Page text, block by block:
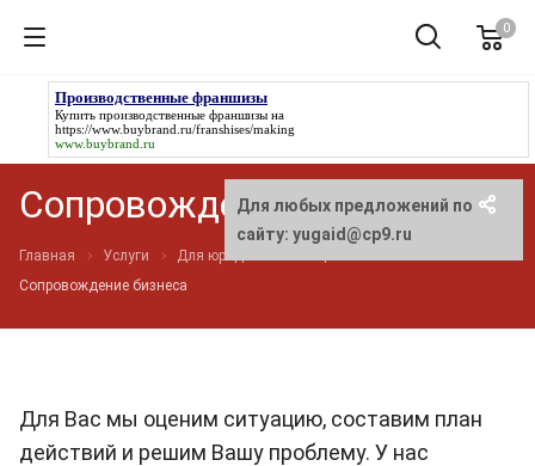
0
Производственные франшизы
Купить производственные франшизы на
https://www.buybrand.ru/franshises/making
www.buybrand.ru
Сопровождение бизнеса
Главная Услуги
Для юридических лиц
Сопровождение бизнеса
Для Вас мы оценим ситуацию, составим план
действий и решим Вашу проблему. У нас
Для любых предложений по
сайту: yugaid@cp9.ru